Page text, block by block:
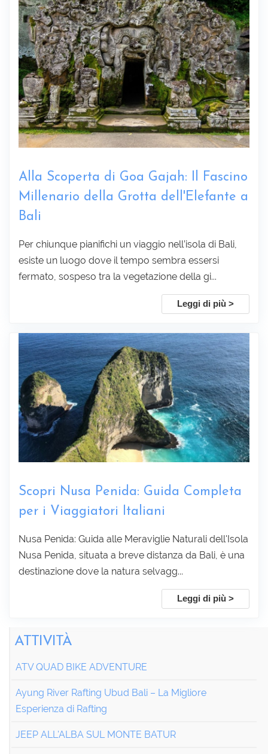
Sottoscrivi
Alla Scoperta di Goa Gajah: Il Fascino
Millenario della Grotta dell'Elefante a
Bali
Per chiunque pianifichi un viaggio nell’isola di Bali,
esiste un luogo dove il tempo sembra essersi
fermato, sospeso tra la vegetazione della gi...
Leggi di più >
Scopri Nusa Penida: Guida Completa
per i Viaggiatori Italiani
Nusa Penida: Guida alle Meraviglie Naturali dell'Isola
Nusa Penida, situata a breve distanza da Bali, è una
destinazione dove la natura selvagg...
Leggi di più >
ATTIVITÀ
ATV QUAD BIKE ADVENTURE
Ayung River Rafting Ubud Bali – La Migliore
Esperienza di Rafting
JEEP ALL'ALBA SUL MONTE BATUR